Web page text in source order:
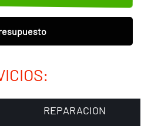
REPARACION